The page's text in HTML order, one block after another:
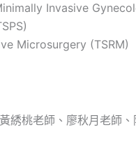
Invasive
Microsurgery (TSRM)
綉桃老師、廖秋月老師